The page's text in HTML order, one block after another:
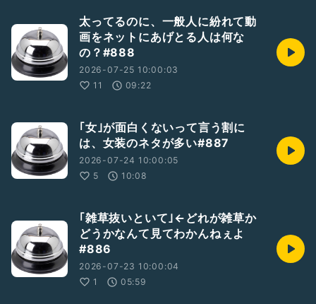
太ってるのに、一般人に紛れて動
画をネットにあげとる人は何な
の？#888
2026-07-25 10:00:03
11
09:22
｢女｣が面白くないって言う割に
は、女装のネタが多い#887
2026-07-24 10:00:05
5
10:08
｢雑草抜いといて｣←どれが雑草か
どうかなんて見てわかんねぇよ
#886
2026-07-23 10:00:04
1
05:59